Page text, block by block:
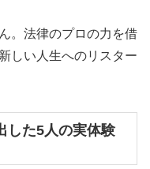
。法律のプロの力を借
しい人生へのリスター
した5人の実体験